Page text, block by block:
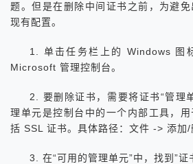
题。但是在删除中间证书之前，为避
现有配置。
1. 单击任务栏上的 Windows 图
Microsoft 管理控制台。
2. 要删除证书，需要将证书“管理
理单元是控制台中的一个内部工具，
括 SSL 证书。具体路径：文件 -> 添加/
3. 在“可用的管理单元”中，找到”证